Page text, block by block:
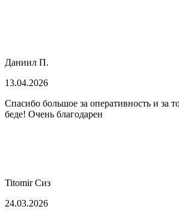
Даниил П.
13.04.2026
Спасибо большое за оперативность и за
беде! Очень благодарен
Titomir Сиз
24.03.2026